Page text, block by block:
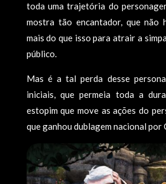
toda uma trajetória do
mostra tão encantador, que não
mais do que isso para atrair a
público.
Mas é a tal perda desse
iniciais, que permeia toda a
estopim que move as ações do
que ganhou dublagem nacional por